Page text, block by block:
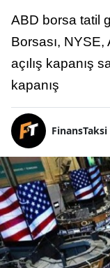
ABD borsa tatil
Borsası, NYSE,
açılış kapanış
kapanış